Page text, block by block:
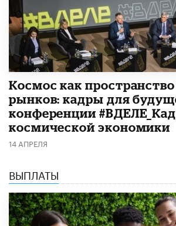
Космос как
рынков: кадры для
конференции
космической экономики
14 АПРЕЛЯ
ВЫПЛАТЫ